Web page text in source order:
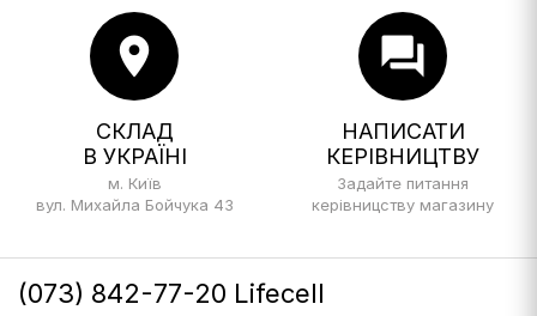
location_on
СКЛАД
В УКРАЇНІ
м. Київ
вул. Михайла Бойчука 43
forum
НАПИСАТИ
КЕРІВНИЦТВУ
Задайте питання
керівницству магазину
(073) 842-77-20 Lifecell